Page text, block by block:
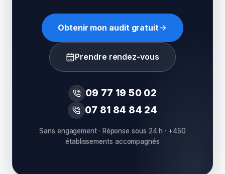
Obtenir mon audit gratuit
Prendre rendez-vous
09 77 19 50 02
07 81 84 84 24
Sans engagement · Réponse sous 24 h · +450
établissements accompagnés